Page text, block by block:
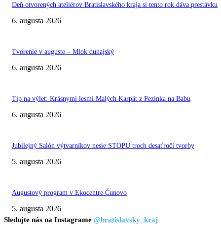
Deň otvorených ateliérov Bratislavského kraja si tento rok dáva prestávku
6. augusta 2026
Tvorenie v auguste – Mlok dunajský
6. augusta 2026
Tip na výlet: Krásnymi lesmi Malých Karpát z Pezinka na Babu
6. augusta 2026
Jubilejný Salón výtvarníkov nesie STOPU troch desaťročí tvorby
5. augusta 2026
Augustový program v Ekocentre Čunovo
5. augusta 2026
Sledujte nás na Instagrame @bratislavsky_kraj